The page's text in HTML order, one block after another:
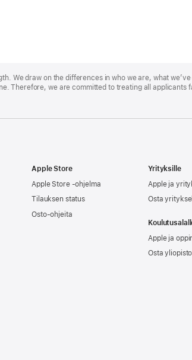
We draw on the differences in who we are, what
Therefore, we are committed to treating all applicants
Apple Store
Apple Store -ohjelma
Tilauksen status
Osto-ohjeita
Yrityksille
Apple ja
Osta
Apple ja
Osta